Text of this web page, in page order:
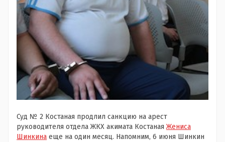
Суд № 2 Костаная продлил санкцию на арест
руководителя отдела ЖКХ акимата Костаная Жениса
Шинкина еще на один месяц. Напомним, 6 июня Шинкин